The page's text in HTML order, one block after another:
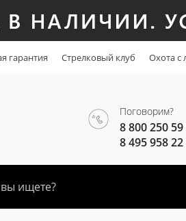
гарантия Стрелковый клуб Охота с
Поговорим?
8 800 250 59
8 495 958 22